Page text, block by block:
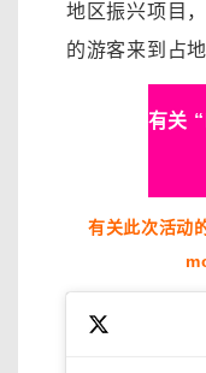
地区振兴项目
的游客来到占
有关
有关此次活动